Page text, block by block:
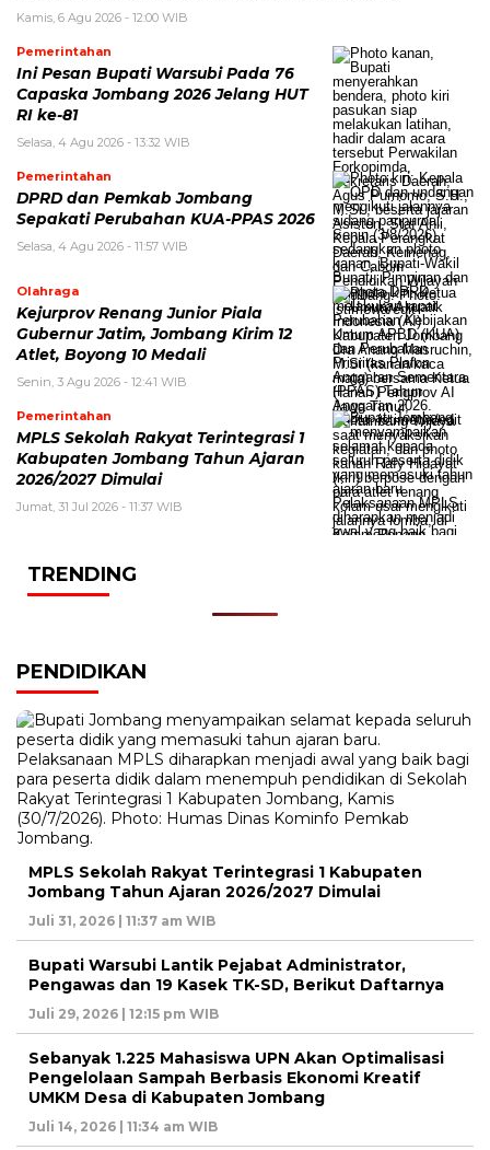
Kamis, 6 Agu 2026 - 12:00 WIB
Pemerintahan
Ini Pesan Bupati Warsubi Pada 76
Capaska Jombang 2026 Jelang HUT
RI ke-81
Selasa, 4 Agu 2026 - 13:32 WIB
Pemerintahan
DPRD dan Pemkab Jombang
Sepakati Perubahan KUA-PPAS 2026
Selasa, 4 Agu 2026 - 11:57 WIB
Olahraga
Kejurprov Renang Junior Piala
Gubernur Jatim, Jombang Kirim 12
Atlet, Boyong 10 Medali
Senin, 3 Agu 2026 - 12:41 WIB
Pemerintahan
MPLS Sekolah Rakyat Terintegrasi 1
Kabupaten Jombang Tahun Ajaran
2026/2027 Dimulai
Jumat, 31 Jul 2026 - 11:37 WIB
TRENDING
PENDIDIKAN
MPLS Sekolah Rakyat Terintegrasi 1 Kabupaten
Jombang Tahun Ajaran 2026/2027 Dimulai
Juli 31, 2026 | 11:37 am WIB
Bupati Warsubi Lantik Pejabat Administrator,
Pengawas dan 19 Kasek TK-SD, Berikut Daftarnya
Juli 29, 2026 | 12:15 pm WIB
Sebanyak 1.225 Mahasiswa UPN Akan Optimalisasi
Pengelolaan Sampah Berbasis Ekonomi Kreatif
UMKM Desa di Kabupaten Jombang
Juli 14, 2026 | 11:34 am WIB